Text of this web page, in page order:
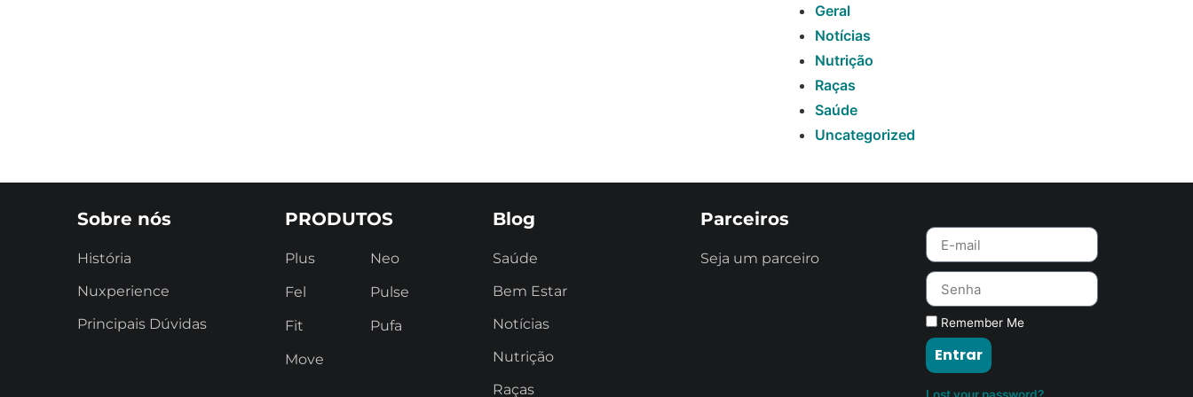
Geral
Notícias
Nutrição
Raças
Saúde
Uncategorized
Sobre nós
História
Nuxperience
Principais Dúvidas
PRODUTOS
Plus
Fel
Fit
Move
Neo
Pulse
Pufa
Blog
Saúde
Bem Estar
Notícias
Nutrição
Raças
Parceiros
Seja um parceiro
Remember Me
Entrar